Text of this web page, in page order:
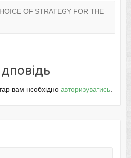
OF STRATEGY FOR THE
вам необхідно авторизуватись.